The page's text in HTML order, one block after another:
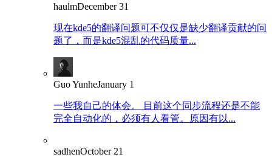
haulmDecember 31
现在kde5的翻译问题可不仅仅是缺少翻译贡献的问
题了，而是kde5混乱的代码质量...
Guo YunheJanuary 1
一些我自己的体会。 目前这个同步流程还是不能
完全自动化的，必须有人看管。原因有以...
sadhenOctober 21